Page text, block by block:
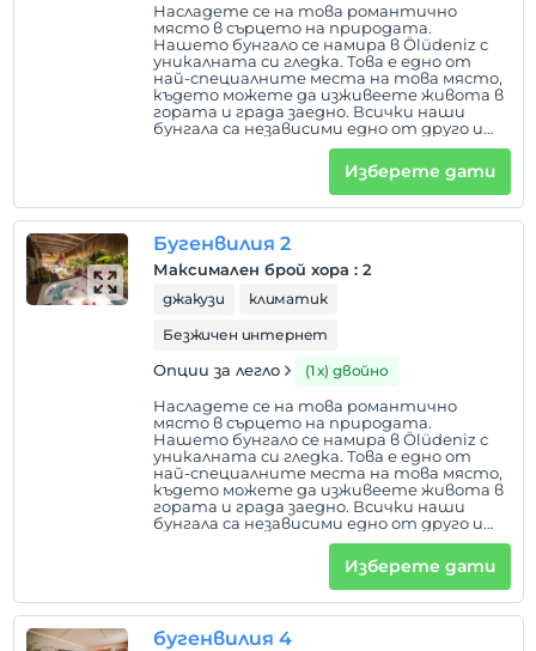
Правила на хотела
настаняване
Допускат се домашни любимци
пушене
стаи за непушачи
това съоръжение.
Насладете се на това романтично
място в сърцето на природата.
Нашето бунгало се намира в Ölüdeniz с
уникалната си гледка. Това е едно от
най-специалните места на това място,
където можете да изживеете живота в
гората и града заедно. Всички наши
бунгала са независими едно от друго и
всяко от тях има градински порти,
които се отварят към независима
горска пътека. Той е в самата
централна точка, където можете да
станете сутрин и да отидете до
предпочитане пеша до Ölüdeniz, докато
сте преплетени с природата.
Изберете дати
Бугенвилия 2
Максимален брой хора : 2
джакузи
климатик
Безжичен интернет
Опции за легло (1 х) двойно
Насладете се на това романтично
място в сърцето на природата.
Нашето бунгало се намира в Ölüdeniz с
уникалната си гледка. Това е едно от
най-специалните места на това място,
където можете да изживеете живота в
гората и града заедно. Всички наши
бунгала са независими едно от друго и
всяко от тях има градински порти,
които се отварят към независима
горска пътека. Той е в самата
централна точка, където можете да
станете сутрин и да отидете до
предпочитане пеша до Ölüdeniz, докато
Изберете дати
бугенвилия 4